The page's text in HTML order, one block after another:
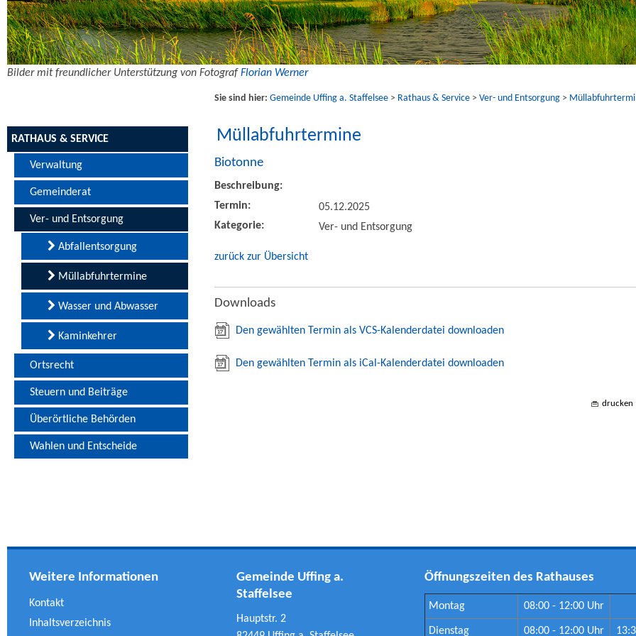
Bilder mit freundlicher Unterstützung von Fotograf Florian Werner
RATHAUS & SERVICE
Verwaltung
Gemeinderat
Ver- und Entsorgung
Abfallentsorgung
Müllabfuhrtermine
Wasser und Abwasser
Kaminkehrer
Ortsrecht
Steuern und Beiträge
Überörtliche Behörden
Wahlen und Entscheide
Sie sind hier: Gemeinde Uffing a. Staffelsee > Rathaus & Service > Ver- und Entsorgung >
Müllabfuhrtermine
Biotonne
Beschreibung:
Termin:
05.12.2025
Kategorie:
Ver- und Entsorgung
zurück zur Übersicht
Downloads
Den gewählten Termin als VCS-Kalenderdatei downloaden
Den gewählten Termin als iCal-Kalenderdatei downloaden
drucken
Weitere Informationen
Kontakt
Inhaltsverzeichnis
Gemeinde Uffing a.
Staffelsee
Hauptstr. 2
Öffnungszeiten des Rathauses
Montag 08:00 - 12:00 Uhr
Dienstag 08:00 - 12:00 Uhr